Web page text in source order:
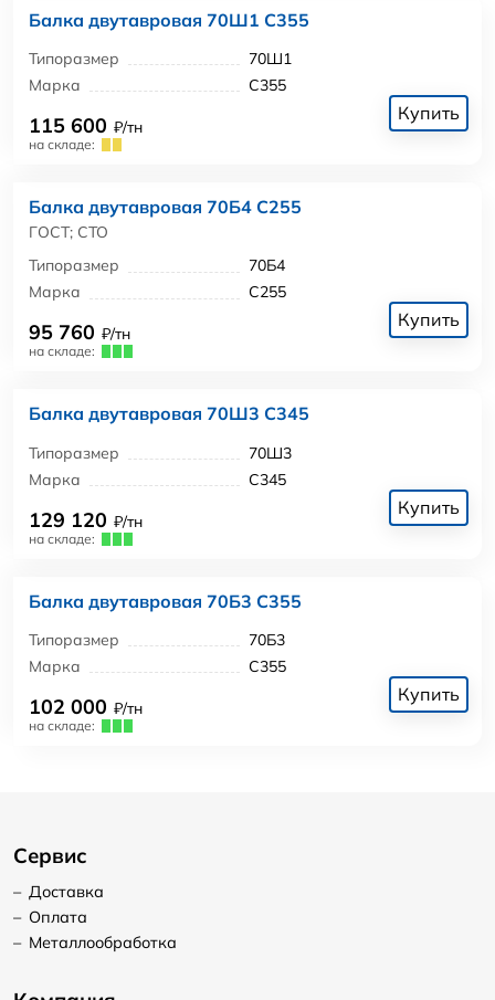
Балка двутавровая 70Ш1 С355
Типоразмер
70Ш1
Марка
С355
115 600 ₽/тн
на складе:
Купить
Балка двутавровая 70Б4 С255
ГОСТ; СТО
Типоразмер
70Б4
Марка
С255
95 760 ₽/тн
на складе:
Купить
Балка двутавровая 70Ш3 С345
Типоразмер
70Ш3
Марка
С345
129 120 ₽/тн
на складе:
Купить
Балка двутавровая 70Б3 С355
Типоразмер
70Б3
Марка
С355
102 000 ₽/тн
на складе:
Купить
Сервис
– Доставка
– Оплата
– Металлообработка